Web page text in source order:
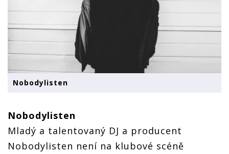
Nobodylisten
Nobodylisten
Mladý a talentovaný DJ a producent
Nobodylisten není na klubové scéně